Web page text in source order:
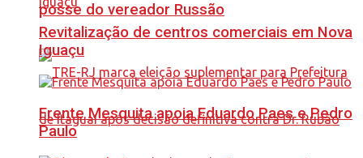
posse do vereador Russão
Revitalização de centros comerciais em Nova
Iguaçu
Frente Mesquita apoia Eduardo Paes e Pedro
Paulo